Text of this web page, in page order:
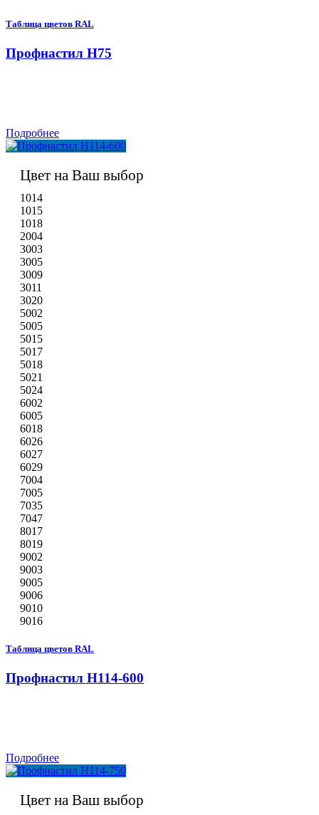
Таблица цветов RAL
Профнастил Н75
Подробнее
Цвет на Ваш выбор
1014
1015
1018
2004
3003
3005
3009
3011
3020
5002
5005
5015
5017
5018
5021
5024
6002
6005
6018
6026
6027
6029
7004
7005
7035
7047
8017
8019
9002
9003
9005
9006
9010
9016
Таблица цветов RAL
Профнастил H114-600
Подробнее
Цвет на Ваш выбор